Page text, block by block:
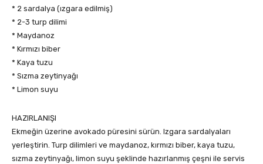
* 2 sardalya (ızgara edilmiş)
* 2-3 turp dilimi
* Maydanoz
* Kırmızı biber
* Kaya tuzu
* Sızma zeytinyağı
* Limon suyu
HAZIRLANIŞI
Ekmeğin üzerine avokado püresini sürün. Izgara sardalyaları
yerleştirin. Turp dilimleri ve maydanoz, kırmızı biber, kaya tuzu,
sızma zeytinyağı, limon suyu şeklinde hazırlanmış çeşni ile servis